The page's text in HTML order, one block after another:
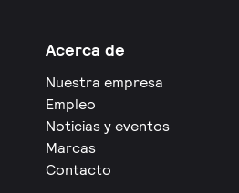
Acerca de
Nuestra empresa
Empleo
Noticias y eventos
Marcas
Contacto